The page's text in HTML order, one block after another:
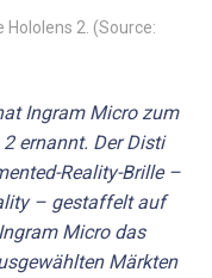
2. (Source:
Ingram Micro zum
ernannt. Der Disti
Reality-Brille –
– gestaffelt auf
Micro das
Märkten